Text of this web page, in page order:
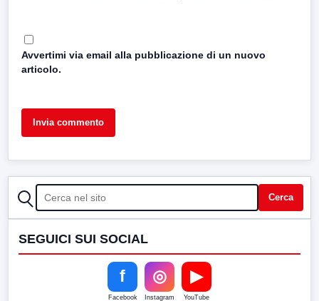
Avvertimi via email alla pubblicazione di un nuovo
articolo.
CERCA Cerca
SEGUICI SUI SOCIAL
f
Facebook
◎
Instagram
▶
YouTube